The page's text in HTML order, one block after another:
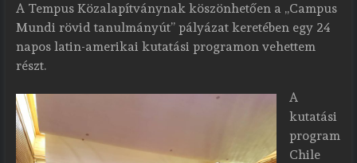
A Tempus Közalapítványnak köszönhetően a „Campus
Mundi rövid tanulmányút” pályázat keretében egy 24
napos latin-amerikai kutatási programon vehettem
részt.
A
kutatási
program
Chile